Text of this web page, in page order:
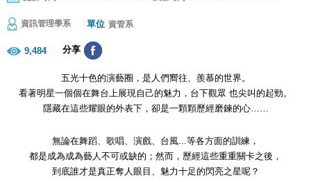
資訊管理學系 單位 資管系
9,484 分享
五光十色的演藝圈，是人們嚮往、羨慕的世界。
看著明星一個個在舞台上展現自己的魅力，台下觀眾 也尖叫的起勁。
隱藏在這些耀眼的外表下，卻是一顆顆歷經磨鍊的心……
無論在舞蹈、歌唱、演戲、台風...等各方面的訓練，
都是成為成為藝人不可或缺的；然而，歷經這些重重關卡之後，
到底誰才是真正奪人眼目、魅力十足的閃亮之星呢？